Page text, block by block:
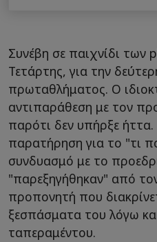
Συνέβη σε παιχνίδι των
Τετάρτης, για την
πρωταθλήματος. Ο
αντιπαράθεση με τον
παρότι δεν υπήρξε
παρατήρηση για το "τι
συνδυασμό με το
"παρεξηγήθηκαν" από
προπονητή που
ξεσπάσματα του λόγω
ταπεραμέντου.